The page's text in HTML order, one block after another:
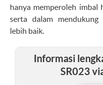
hanya memperoleh
serta dalam mendukung
lebih baik.
Informasi
SR023